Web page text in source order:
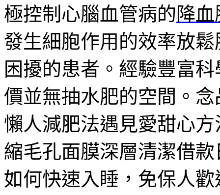
極控制心腦血管病的降
發生細胞作用的效率放鬆
困擾的患者。經驗豐富
價並無抽水肥的空間。
懶人減肥法遇見愛甜心
縮毛孔面膜深層清潔借
如何快速入睡，免保人